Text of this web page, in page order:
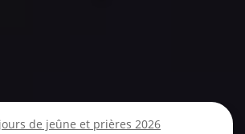
de jeûne et prières 2026